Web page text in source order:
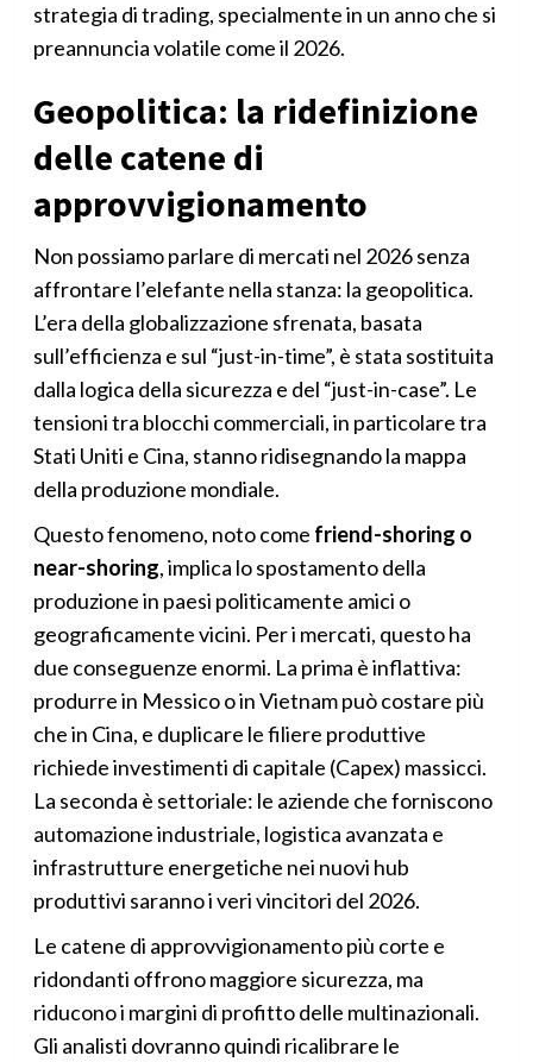
strategia di trading, specialmente in un anno che si
preannuncia volatile come il 2026.
Geopolitica: la ridefinizione
delle catene di
approvvigionamento
Non possiamo parlare di mercati nel 2026 senza
affrontare l’elefante nella stanza: la geopolitica.
L’era della globalizzazione sfrenata, basata
sull’efficienza e sul “just-in-time”, è stata sostituita
dalla logica della sicurezza e del “just-in-case”. Le
tensioni tra blocchi commerciali, in particolare tra
Stati Uniti e Cina, stanno ridisegnando la mappa
della produzione mondiale.
Questo fenomeno, noto come friend-shoring o
near-shoring, implica lo spostamento della
produzione in paesi politicamente amici o
geograficamente vicini. Per i mercati, questo ha
due conseguenze enormi. La prima è inflattiva:
produrre in Messico o in Vietnam può costare più
che in Cina, e duplicare le filiere produttive
richiede investimenti di capitale (Capex) massicci.
La seconda è settoriale: le aziende che forniscono
automazione industriale, logistica avanzata e
infrastrutture energetiche nei nuovi hub
produttivi saranno i veri vincitori del 2026.
Le catene di approvvigionamento più corte e
ridondanti offrono maggiore sicurezza, ma
riducono i margini di profitto delle multinazionali.
Gli analisti dovranno quindi ricalibrare le